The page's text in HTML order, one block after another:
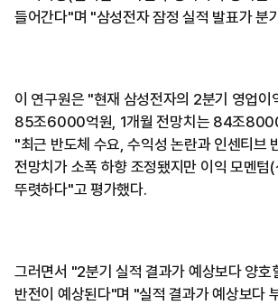
들어간다"며 "삼성전자 잠정 실적 발표가 분
이 연구원은 "현재 삼성전자의 2분기 영업이
85조6000억원, 1개월 전망치는 84조
"최근 반도체 수요, 수익성 논란과 인센티브
전망치가 소폭 하향 조정됐지만 이익 모멘텀
뚜렷하다"고 평가했다.
그러면서 "2분기 실적 결과가 예상보다 양호
반전이 예상된다"며 "실적 결과가 예상보다